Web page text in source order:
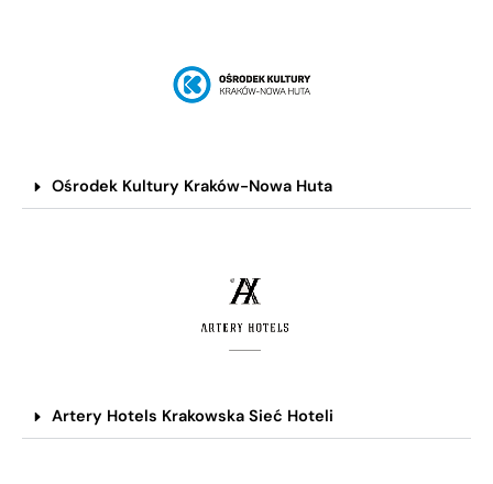
Ośrodek Kultury Kraków-Nowa Huta
Artery Hotels Krakowska Sieć Hoteli